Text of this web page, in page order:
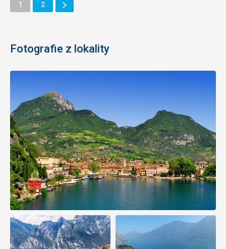
Stránka
1 Stránka
2
Ďalšie
Stránka
Fotografie z lokality